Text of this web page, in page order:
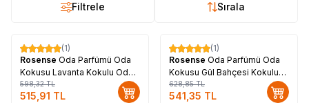
Filtrele Sırala
%14
(1)
Rosense Oda Parfümü Oda
Kokusu Lavanta Kokulu Oda
Spreyi Lavander Garden 350
ML
598,32TL
515,91 TL
%14
(1)
Rosense Oda Parfümü Oda
Kokusu Gül Bahçesi Kokulu
Oda Spreyi Rose Garden 350
ML
628,85TL
541,35 TL